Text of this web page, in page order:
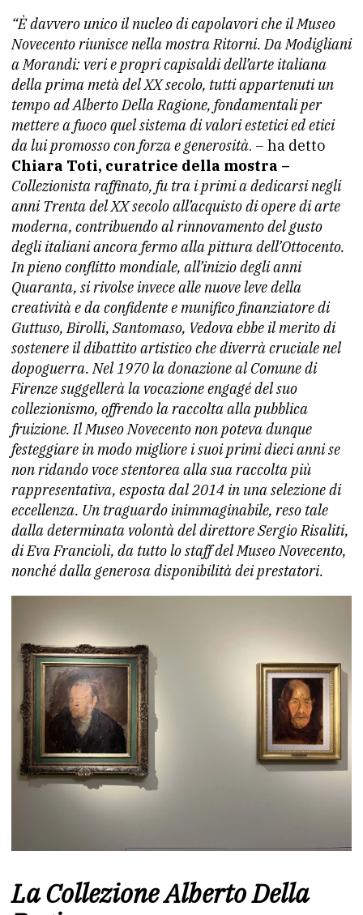
“È davvero unico il nucleo di capolavori che il Museo
Novecento riunisce nella mostra Ritorni. Da Modigliani
a Morandi: veri e propri capisaldi dell’arte italiana
della prima metà del XX secolo, tutti appartenuti un
tempo ad Alberto Della Ragione, fondamentali per
mettere a fuoco quel sistema di valori estetici ed etici
da lui promosso con forza e generosità. – ha detto
Chiara Toti, curatrice della mostra –
Collezionista raffinato, fu tra i primi a dedicarsi negli
anni Trenta del XX secolo all’acquisto di opere di arte
moderna, contribuendo al rinnovamento del gusto
degli italiani ancora fermo alla pittura dell’Ottocento.
In pieno conflitto mondiale, all’inizio degli anni
Quaranta, si rivolse invece alle nuove leve della
creatività e da confidente e munifico finanziatore di
Guttuso, Birolli, Santomaso, Vedova ebbe il merito di
sostenere il dibattito artistico che diverrà cruciale nel
dopoguerra. Nel 1970 la donazione al Comune di
Firenze suggellerà la vocazione engagé del suo
collezionismo, offrendo la raccolta alla pubblica
fruizione. Il Museo Novecento non poteva dunque
festeggiare in modo migliore i suoi primi dieci anni se
non ridando voce stentorea alla sua raccolta più
rappresentativa, esposta dal 2014 in una selezione di
eccellenza. Un traguardo inimmaginabile, reso tale
dalla determinata volontà del direttore Sergio Risaliti,
di Eva Francioli, da tutto lo staff del Museo Novecento,
nonché dalla generosa disponibilità dei prestatori.
La Collezione Alberto Della